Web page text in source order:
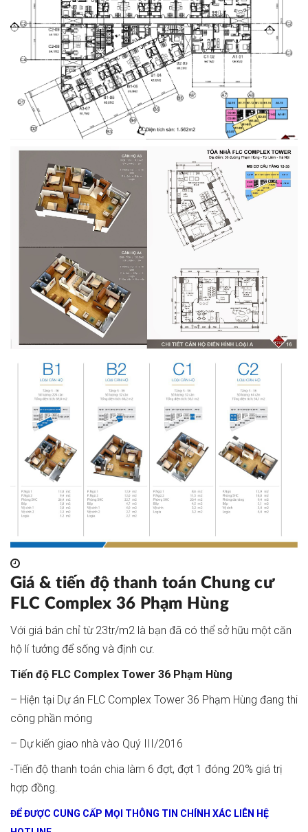
Giá & tiến độ thanh toán Chung cư
FLC Complex 36 Phạm Hùng
Với giá bán chỉ từ 23tr/m2 là bạn đã có thể sở hữu một căn
hộ lí tưởng để sống và định cư.
Tiến độ FLC Complex Tower 36 Phạm Hùng
– Hiện tại Dự án FLC Complex Tower 36 Phạm Hùng đang thi
công phần móng
– Dự kiến giao nhà vào Quý III/2016
-Tiến độ thanh toán chia làm 6 đợt, đợt 1 đóng 20% giá trị
hợp đồng.
ĐỂ ĐƯỢC CUNG CẤP MỌI THÔNG TIN CHÍNH XÁC LIÊN HỆ